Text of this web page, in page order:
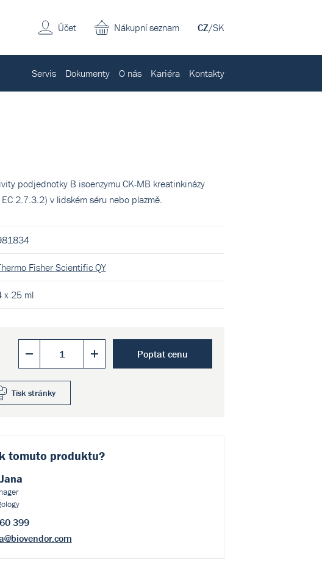
CZ/SK
Nákupní seznam
Účet
Servis Dokumenty O nás Kariéra Kontakty
podjednotky B isoenzymu CK-MB kreatinkinázy
2.7.3.2) v lidském séru nebo plazmě.
Fisher Scientific QY
x 25 ml
Poptat cenu
Tisk stránky
tomuto produktu?
399
@biovendor.com